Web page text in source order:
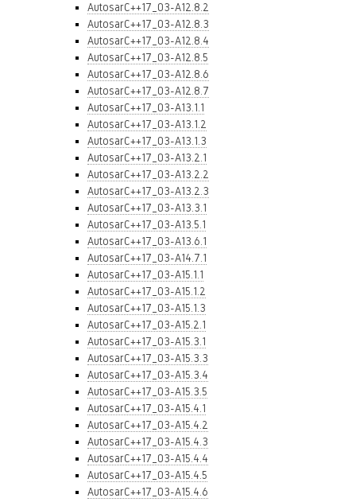
AutosarC++17_03-A12.8.2
AutosarC++17_03-A12.8.3
AutosarC++17_03-A12.8.4
AutosarC++17_03-A12.8.5
AutosarC++17_03-A12.8.6
AutosarC++17_03-A12.8.7
AutosarC++17_03-A13.1.1
AutosarC++17_03-A13.1.2
AutosarC++17_03-A13.1.3
AutosarC++17_03-A13.2.1
AutosarC++17_03-A13.2.2
AutosarC++17_03-A13.2.3
AutosarC++17_03-A13.3.1
AutosarC++17_03-A13.5.1
AutosarC++17_03-A13.6.1
AutosarC++17_03-A14.7.1
AutosarC++17_03-A15.1.1
AutosarC++17_03-A15.1.2
AutosarC++17_03-A15.1.3
AutosarC++17_03-A15.2.1
AutosarC++17_03-A15.3.1
AutosarC++17_03-A15.3.3
AutosarC++17_03-A15.3.4
AutosarC++17_03-A15.3.5
AutosarC++17_03-A15.4.1
AutosarC++17_03-A15.4.2
AutosarC++17_03-A15.4.3
AutosarC++17_03-A15.4.4
AutosarC++17_03-A15.4.5
AutosarC++17_03-A15.4.6